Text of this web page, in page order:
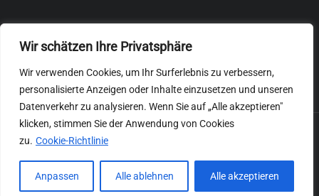
Wir schätzen Ihre Privatsphäre
Wir verwenden Cookies, um Ihr Surferlebnis zu verbessern,
personalisierte Anzeigen oder Inhalte einzusetzen und unseren
Datenverkehr zu analysieren. Wenn Sie auf „Alle akzeptieren"
klicken, stimmen Sie der Anwendung von Cookies
zu. Cookie-Richtlinie
Anpassen Alle ablehnen Alle akzeptieren